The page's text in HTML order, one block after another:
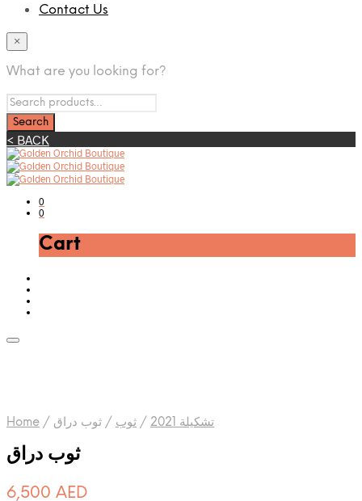
Contact Us
×
What are you looking for?
< BACK
0
0
Cart
Home / تشكيلة 2021 / ثوب / ثوب دراق
ثوب دراق
6,500 AED